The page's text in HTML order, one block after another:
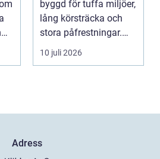
byggd för tuffa miljöer,
lång körsträcka och
stora påfrestningar.
Samtidigt är det ...
10 juli 2026
Adress